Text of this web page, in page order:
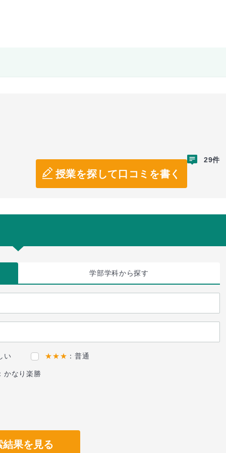
授業を探して口コミを書く
29件
学部学科から探す
い ★★★ ：普通
かなり楽勝
結果を見る